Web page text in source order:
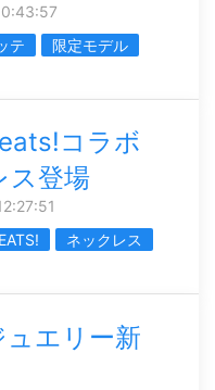
テ
限定モデル
コラボ
ス登場
ネックレス
ュエリー新